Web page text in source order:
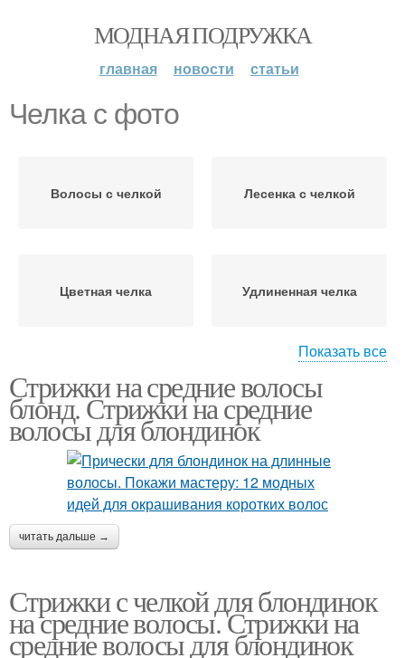
МОДНАЯ ПОДРУЖКА
главная новости статьи
Челка с фото
Волосы с челкой Лесенка с челкой
Цветная челка Удлиненная челка
Стрижки с челкой
волосы
Стрижки с редкой
челкой
Стрижки с удлиненной
челкой
Показать все
Стрижки на средние волосы
блонд. Стрижки на средние
волосы для блондинок
читать дальше →
Стрижки с челкой для блондинок
на средние волосы. Стрижки на
средние волосы для блондинок